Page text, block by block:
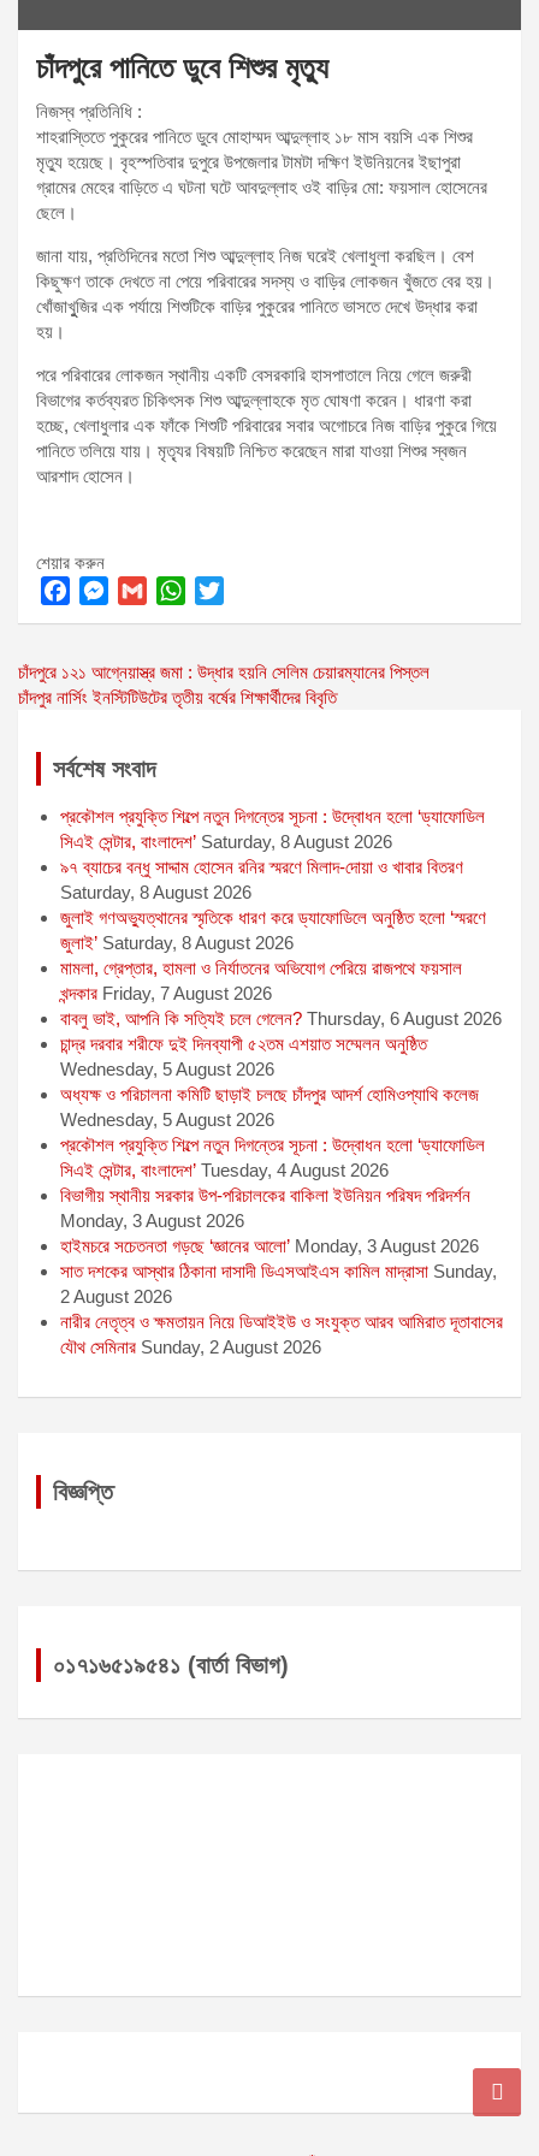
চাঁদপুরে পানিতে ডুবে শিশুর মৃত্যু
নিজস্ব প্রতিনিধি :
শাহরাস্তিতে পুকুরের পানিতে ডুবে মোহাম্মদ আব্দুল্লাহ ১৮ মাস বয়সি এক শিশুর
মৃত্যু হয়েছে। বৃহস্পতিবার দুপুরে উপজেলার টামটা দক্ষিণ ইউনিয়নের ইছাপুরা
গ্রামের মেহের বাড়িতে এ ঘটনা ঘটে আবদুল্লাহ ওই বাড়ির মো: ফয়সাল হোসেনের
ছেলে।
জানা যায়, প্রতিদিনের মতো শিশু আব্দুল্লাহ নিজ ঘরেই খেলাধুলা করছিল। বেশ
কিছুক্ষণ তাকে দেখতে না পেয়ে পরিবারের সদস্য ও বাড়ির লোকজন খুঁজতে বের হয়।
খোঁজাখুুজির এক পর্যায়ে শিশুটিকে বাড়ির পুকুরের পানিতে ভাসতে দেখে উদ্ধার করা
হয়।
পরে পরিবারের লোকজন স্থানীয় একটি বেসরকারি হাসপাতালে নিয়ে গেলে জরুরী
বিভাগের কর্তব্যরত চিকিৎসক শিশু আব্দুল্লাহকে মৃত ঘোষণা করেন। ধারণা করা
হচ্ছে, খেলাধুলার এক ফাঁকে শিশুটি পরিবারের সবার অগোচরে নিজ বাড়ির পুকুরে গিয়ে
পানিতে তলিয়ে যায়। মৃত্যৃর বিষয়টি নিশ্চিত করেছেন মারা যাওয়া শিশুর স্বজন
আরশাদ হোসেন।
শেয়ার করুন
F
c
e
k
M
s
s
n
e
r
G
a
i
W
a
t
A
p
T
i
t
Post
navigation
চাঁদপুরে ১২১ আগ্নেয়াস্ত্র জমা : উদ্ধার হয়নি সেলিম চেয়ারম্যানের পিস্তল
চাঁদপুর নার্সিং ইনস্টিটিউটের তৃতীয় বর্ষের শিক্ষার্থীদের বিবৃতি
সর্বশেষ সংবাদ
প্রকৌশল প্রযুক্তি শিল্পে নতুন দিগন্তের সূচনা : উদ্বোধন হলো ‘ড্যাফোডিল
সিএই সেন্টার, বাংলাদেশ’ Saturday, 8 August 2026
৯৭ ব্যাচের বন্ধু সাদ্দাম হোসেন রনির স্মরণে মিলাদ-দোয়া ও খাবার বিতরণ
Saturday, 8 August 2026
জুলাই গণঅভ্যুত্থানের স্মৃতিকে ধারণ করে ড্যাফোডিলে অনুষ্ঠিত হলো ‘স্মরণে
জুলাই’ Saturday, 8 August 2026
মামলা, গ্রেপ্তার, হামলা ও নির্যাতনের অভিযোগ পেরিয়ে রাজপথে ফয়সাল
খন্দকার Friday, 7 August 2026
বাবলু ভাই, আপনি কি সত্যিই চলে গেলেন? Thursday, 6 August 2026
চান্দ্র দরবার শরীফে দুই দিনব্যাপী ৫২তম এশয়াত সম্মেলন অনুষ্ঠিত
Wednesday, 5 August 2026
অধ্যক্ষ ও পরিচালনা কমিটি ছাড়াই চলছে চাঁদপুর আদর্শ হোমিওপ্যাথি কলেজ
Wednesday, 5 August 2026
প্রকৌশল প্রযুক্তি শিল্পে নতুন দিগন্তের সূচনা : উদ্বোধন হলো ‘ড্যাফোডিল
সিএই সেন্টার, বাংলাদেশ’ Tuesday, 4 August 2026
বিভাগীয় স্থানীয় সরকার উপ-পরিচালকের বাকিলা ইউনিয়ন পরিষদ পরিদর্শন
Monday, 3 August 2026
হাইমচরে সচেতনতা গড়ছে ‘জ্ঞানের আলো’ Monday, 3 August 2026
সাত দশকের আস্থার ঠিকানা দাসাদী ডিএসআইএস কামিল মাদ্রাসা Sunday,
2 August 2026
নারীর নেতৃত্ব ও ক্ষমতায়ন নিয়ে ডিআইইউ ও সংযুক্ত আরব আমিরাত দূতাবাসের
যৌথ সেমিনার Sunday, 2 August 2026
বিজ্ঞপ্তি
০১৭১৬৫১৯৫৪১ (বার্তা বিভাগ)